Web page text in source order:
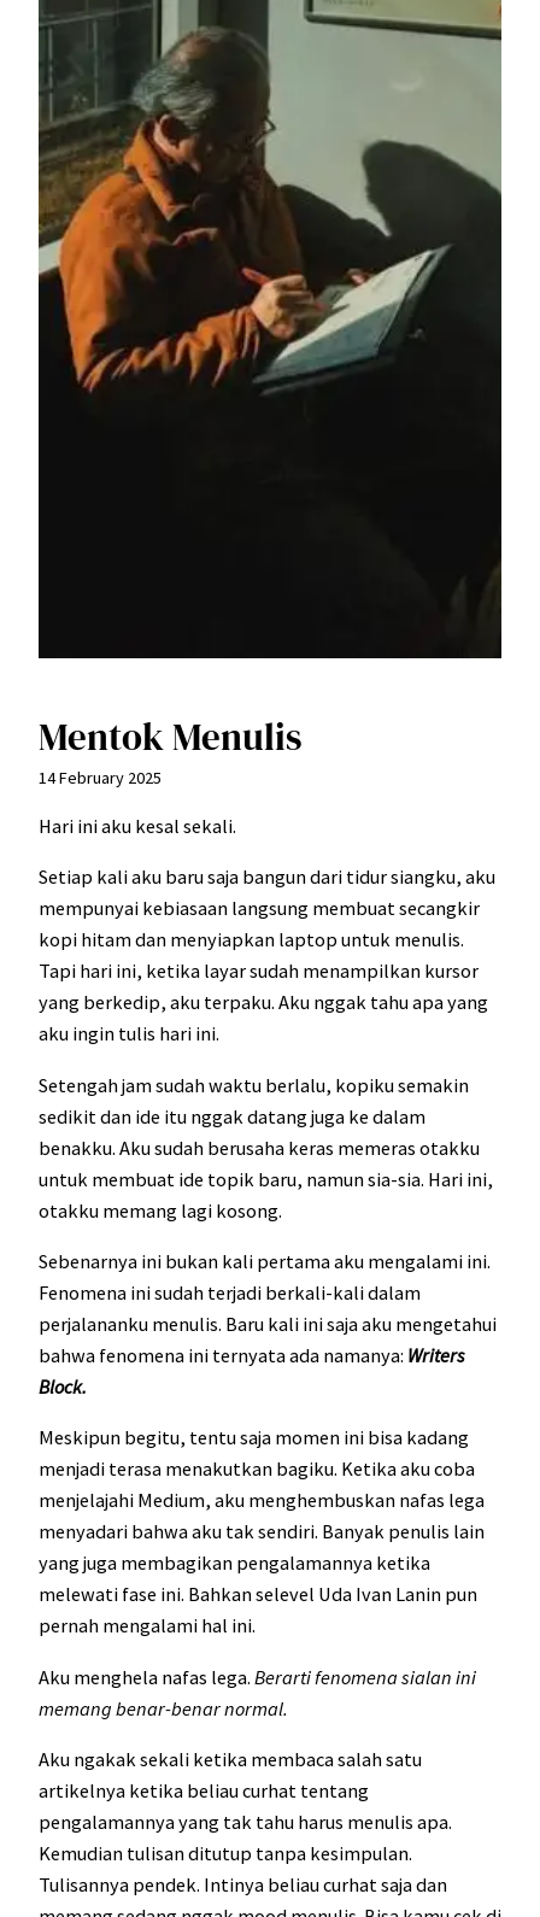
Mentok Menulis
14 February 2025
Hari ini aku kesal sekali.
Setiap kali aku baru saja bangun dari tidur siangku, aku
mempunyai kebiasaan langsung membuat secangkir
kopi hitam dan menyiapkan laptop untuk menulis.
Tapi hari ini, ketika layar sudah menampilkan kursor
yang berkedip, aku terpaku. Aku nggak tahu apa yang
aku ingin tulis hari ini.
Setengah jam sudah waktu berlalu, kopiku semakin
sedikit dan ide itu nggak datang juga ke dalam
benakku. Aku sudah berusaha keras memeras otakku
untuk membuat ide topik baru, namun sia-sia. Hari ini,
otakku memang lagi kosong.
Sebenarnya ini bukan kali pertama aku mengalami ini.
Fenomena ini sudah terjadi berkali-kali dalam
perjalananku menulis. Baru kali ini saja aku mengetahui
bahwa fenomena ini ternyata ada namanya: Writers
Block.
Meskipun begitu, tentu saja momen ini bisa kadang
menjadi terasa menakutkan bagiku. Ketika aku coba
menjelajahi Medium, aku menghembuskan nafas lega
menyadari bahwa aku tak sendiri. Banyak penulis lain
yang juga membagikan pengalamannya ketika
melewati fase ini. Bahkan selevel Uda Ivan Lanin pun
pernah mengalami hal ini.
Aku menghela nafas lega. Berarti fenomena sialan ini
memang benar-benar normal.
Aku ngakak sekali ketika membaca salah satu
artikelnya ketika beliau curhat tentang
pengalamannya yang tak tahu harus menulis apa.
Kemudian tulisan ditutup tanpa kesimpulan.
Tulisannya pendek. Intinya beliau curhat saja dan